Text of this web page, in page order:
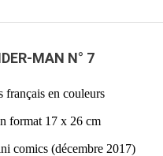
MAN N° 7
français en couleurs
format 17 x 26 cm
comics (décembre 2017)